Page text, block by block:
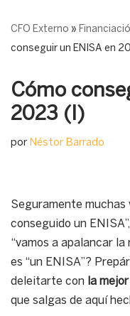
CFO Externo »
conseguir un ENISA en
Cómo
2023 (I)
por Néstor Barrado
Seguramente muchas
conseguido un
“vamos a apalancar la
es “un ENISA”?
deleitarte con la
que salgas de aquí